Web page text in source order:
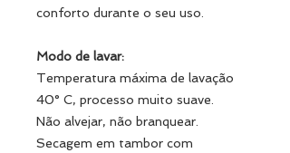
conforto durante o seu uso.
Modo de lavar:
Temperatura máxima de lavação
40° C, processo muito suave.
Não alvejar, não branquear.
Secagem em tambor com